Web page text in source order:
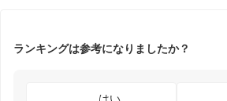
ランキングは参考になりましたか？
はい